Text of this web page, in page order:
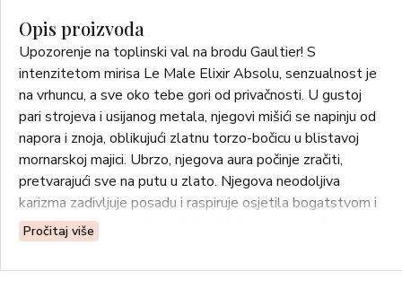
Opis proizvoda
Upozorenje na toplinski val na brodu Gaultier! S
intenzitetom mirisa Le Male Elixir Absolu, senzualnost je
na vrhuncu, a sve oko tebe gori od privačnosti. U gustoj
pari strojeva i usijanog metala, njegovi mišići se napinju od
napora i znoja, oblikujući zlatnu torzo-bočicu u blistavoj
mornarskoj majici. Ubrzo, njegova aura počinje zračiti,
pretvarajući sve na putu u zlato. Njegova neodoljiva
karizma zadivljuje posadu i raspiruje osjetila bogatstvom i
raskoši. Legendarnu lavandu Le Male mirisa pojačavaju
senzualna šljiva i raskošni tonka grah. Strastvena želja
tjera emocije do krajnjih granica. Neka vas plamen ove
Pročitaj više